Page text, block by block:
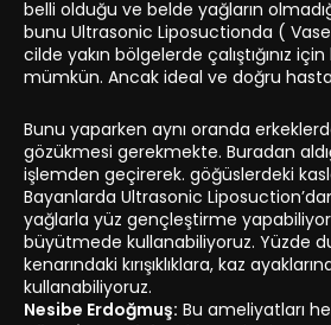
belli olduğu ve belde yağların
bunu Ultrasonic Liposuctionda (
cilde yakın bölgelerde çalıştığınız
mümkün. Ancak ideal ve doğru
Bunu yaparken aynı oranda
gözükmesi gerekmekte. Buradan
işlemden geçirerek. göğüslerdeki
Bayanlarda Ultrasonic
yağlarla yüz gençleştirme
büyütmede kullanabiliyoruz. Yüzde
kenarındaki kırışıklıklara, kaz
kullanabiliyoruz.
Nesibe Erdoğmuş: Bu ameliyatları